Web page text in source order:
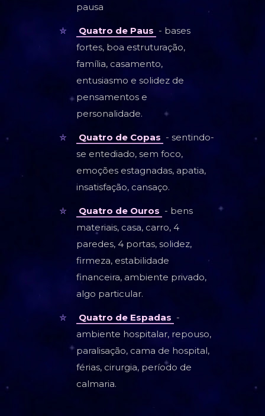
pausa
Quatro de Paus - bases
fortes, boa estruturação,
família, casamento,
entusiasmo e solidez de
pensamentos e
personalidade.
Quatro de Copas - sentindo-
se entediado, sem foco,
emoções estagnadas, apatia,
insatisfação, cansaço.
Quatro de Ouros - bens
materiais, casa, carro, 4
paredes, 4 portas, solidez,
firmeza, estabilidade
financeira, ambiente privado,
algo particular.
Quatro de Espadas -
ambiente hospitalar, repouso,
paralisação, cama de hospital,
férias, cirurgia, período de
calmaria.